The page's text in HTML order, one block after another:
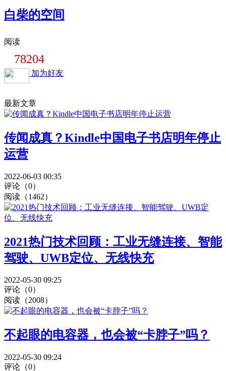
白柴的空间
阅读
78204
加为好友
最新文章
传闻成真？Kindle中国电子书店明年停止
运营
2022-06-03 00:35
评论（0）
阅读（1462）
2021热门技术回顾：工业无缝连接、智能
驾驶、UWB定位、无线快充
2022-05-30 09:25
评论（0）
阅读（2008）
不起眼的电容器，也会被“卡脖子”吗？
2022-05-30 09:24
评论（0）